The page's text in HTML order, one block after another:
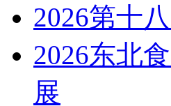
2026第十
2026东北
展